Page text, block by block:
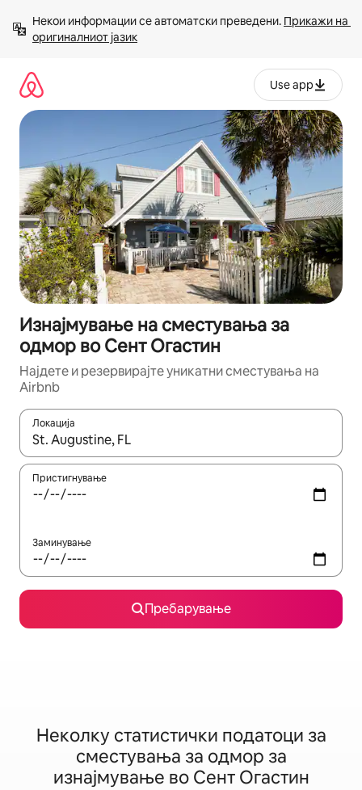
содржина
Некои информации се автоматски преведени. Прикажи на
оригиналниот јазик
Use app
Изнајмување на сместувања за
одмор во Сент Огастин
Најдете и резервирајте уникатни сместувања на
Airbnb
Локација
Кога резултатите се достапни, движете се со копчињата
Пристигнување
Заминување
Пребарување
Неколку статистички податоци за
сместувања за одмор за
изнајмување во Сент Огастин